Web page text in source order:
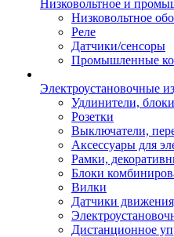
Низковольтное и
Низковольтное
Реле
Датчики/сенсоры
Промышленные
Электроустановочные
Удлинители,
Розетки
Выключатели,
Аксессуары для
Рамки,
Блоки
Вилки
Датчики
Дистанционное